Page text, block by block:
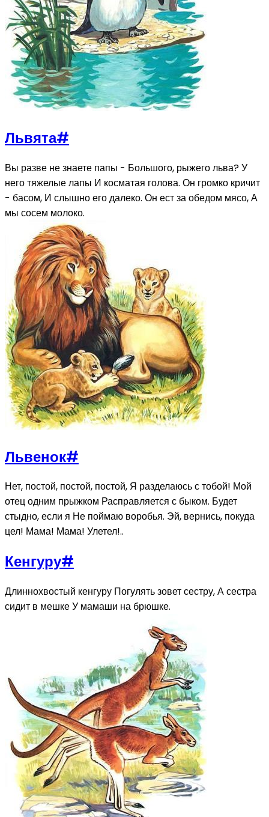
Львята#
Вы разве не знаете папы - Большого, рыжего льва? У
него тяжелые лапы И косматая голова. Он громко кричит
- басом, И слышно его далеко. Он ест за обедом мясо, А
мы сосем молоко.
Львенок#
Нет, постой, постой, постой, Я разделаюсь с тобой! Мой
отец одним прыжком Расправляется с быком. Будет
стыдно, если я Не поймаю воробья. Эй, вернись, покуда
цел! Мама! Мама! Улетел!..
Кенгуру#
Длиннохвостый кенгуру Погулять зовет сестру, А сестра
сидит в мешке У мамаши на брюшке.